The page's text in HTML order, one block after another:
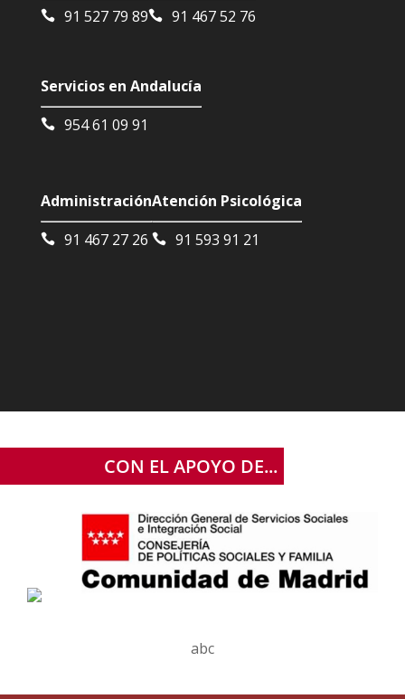
91 527 79 89
91 467 52 76
Servicios en Andalucía
954 61 09 91
Administración
91 467 27 26
Atención Psicológica
91 593 91 21
CON EL APOYO DE...
abc